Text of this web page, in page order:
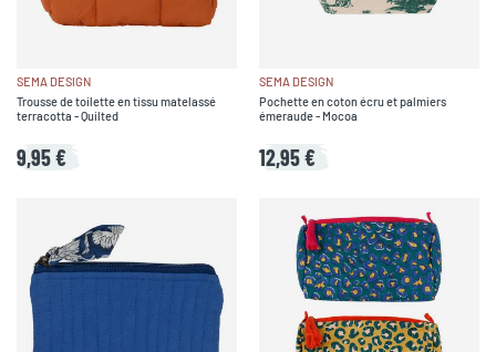
SEMA DESIGN
Trousse de toilette en tissu matelassé
terracotta - Quilted
9,95 €
SEMA DESIGN
Pochette en coton écru et palmiers
émeraude - Mocoa
12,95 €